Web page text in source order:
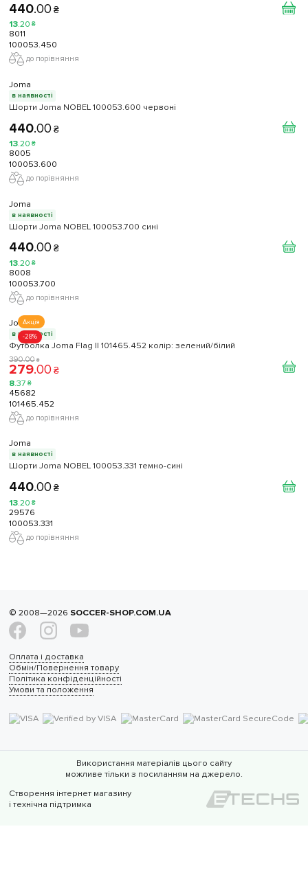
440.00 ₴
13.20 ₴
8011
100053.450
до порівняння
Joma
в наявності
Шорти Joma NOBEL 100053.600 червоні
440.00 ₴
13.20 ₴
8005
100053.600
до порівняння
Joma
в наявності
Шорти Joma NOBEL 100053.700 сині
440.00 ₴
13.20 ₴
8008
100053.700
до порівняння
Акція
-28%
Joma
в наявності
Футболка Joma Flag II 101465.452 колір: зелений/білий
390.00 ₴
279.00 ₴
8.37 ₴
45682
101465.452
до порівняння
Joma
в наявності
Шорти Joma NOBEL 100053.331 темно-сині
440.00 ₴
13.20 ₴
29576
100053.331
до порівняння
© 2008—2026 SOCCER-SHOP.COM.UA
Оплата і доставка
Обмін/Повернення товару
Політика конфіденційності
Умови та положення
Використання матеріалів цього сайту
можливе тільки з посиланням на джерело.
Створення інтернет магазину
і технічна підтримка